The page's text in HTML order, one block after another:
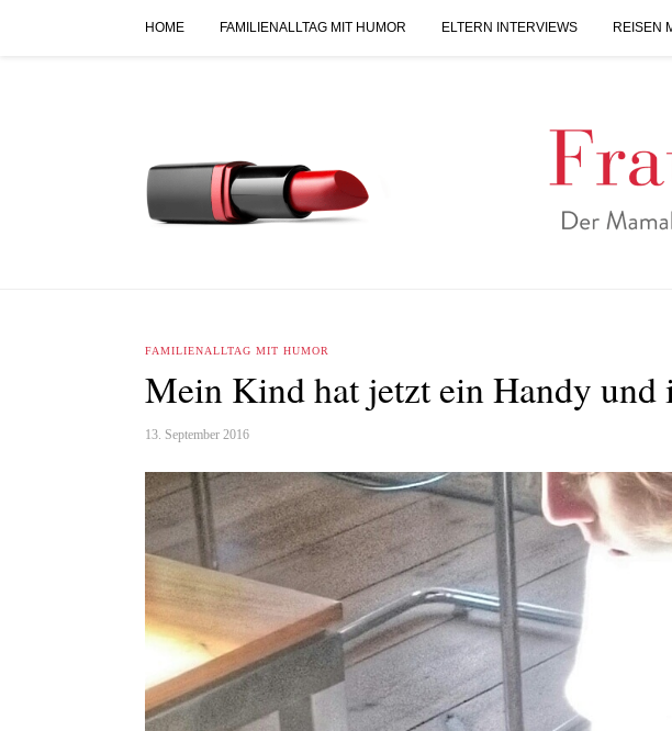
HOME FAMILIENALLTAG MIT HUMOR ELTERN INTERVIEWS REISEN
FAMILIENALLTAG MIT HUMOR
Mein Kind hat jetzt ein Handy und
13. September 2016